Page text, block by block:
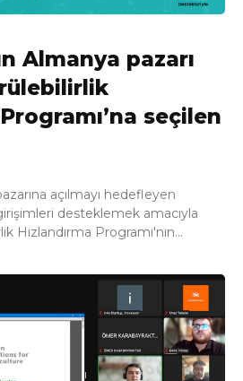
Almanya pazarı
seçilen
açılmayı hedefleyen
desteklemek amacıyla
Hızlandırma Programı'nın...